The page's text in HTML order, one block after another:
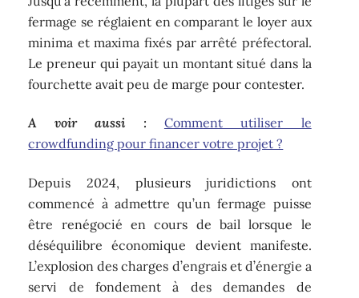
fermage se réglaient en comparant le loyer aux
minima et maxima fixés par arrêté préfectoral.
Le preneur qui payait un montant situé dans la
fourchette avait peu de marge pour contester.
A voir aussi :
Comment utiliser le
crowdfunding pour financer votre projet ?
Depuis 2024, plusieurs juridictions ont
commencé à admettre qu’un fermage puisse
être renégocié en cours de bail lorsque le
déséquilibre économique devient manifeste.
L’explosion des charges d’engrais et d’énergie a
servi de fondement à des demandes de